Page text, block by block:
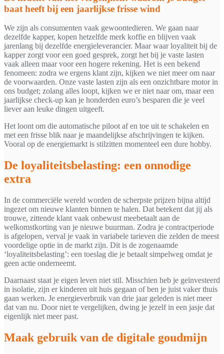
baat heeft bij een jaarlijkse frisse wind
We zijn als consumenten vaak gewoontedieren. We gaan naar
dezelfde kapper, kopen hetzelfde merk koffie en blijven vaak
jarenlang bij dezelfde energieleverancier. Maar waar loyaliteit bij de
kapper zorgt voor een goed gesprek, zorgt het bij je vaste lasten
vaak alleen maar voor een hogere rekening. Het is een bekend
fenomeen: zodra we ergens klant zijn, kijken we niet meer om naar
de voorwaarden. Onze vaste lasten zijn als een onzichtbare motor in
ons budget; zolang alles loopt, kijken we er niet naar om, maar een
jaarlijkse check-up kan je honderden euro’s besparen die je veel
liever aan leuke dingen uitgeeft.
Het loont om die automatische piloot af en toe uit te schakelen en
met een frisse blik naar je maandelijkse afschrijvingen te kijken.
Vooral op de energiemarkt is stilzitten momenteel een dure hobby.
De loyaliteitsbelasting: een onnodige
extra
In de commerciële wereld worden de scherpste prijzen bijna altijd
ingezet om nieuwe klanten binnen te halen. Dat betekent dat jij als
trouwe, zittende klant vaak onbewust meebetaalt aan de
welkomstkorting van je nieuwe buurman. Zodra je contractperiode
is afgelopen, verval je vaak in variabele tarieven die zelden de meest
voordelige optie in de markt zijn. Dit is de zogenaamde
‘loyaliteitsbelasting’: een toeslag die je betaalt simpelweg omdat je
geen actie onderneemt.
Daarnaast staat je eigen leven niet stil. Misschien heb je geïnvesteerd
in isolatie, zijn er kinderen uit huis gegaan of ben je juist vaker thuis
gaan werken. Je energieverbruik van drie jaar geleden is niet meer
dat van nu. Door niet te vergelijken, dwing je jezelf in een jasje dat
eigenlijk niet meer past.
Maak gebruik van de digitale goudmijn